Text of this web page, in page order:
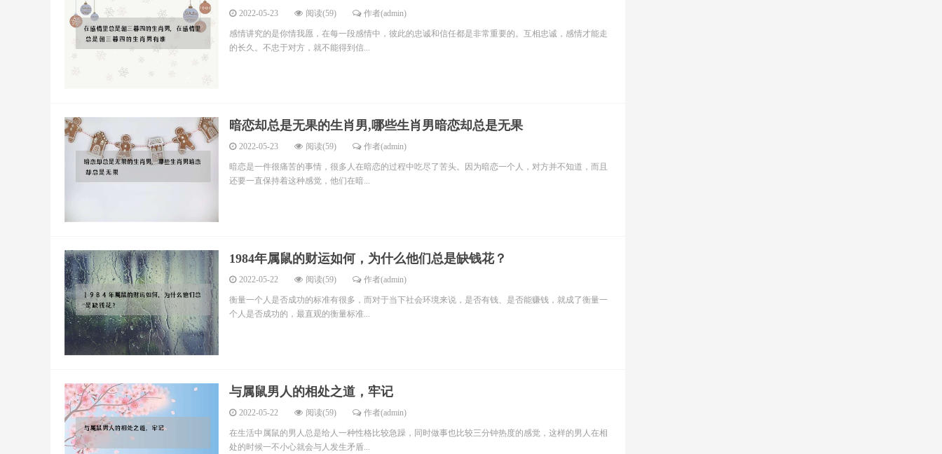
2022-05-23 阅读(59) 作者(admin)
感情讲究的是你情我愿，在每一段感情中，彼此的忠诚和信任都是非常重要的。互相忠诚，感情才能走
的长久。不忠于对方，就不能得到信...
暗恋却总是无果的生肖男,哪些生肖男暗恋却总是无果
2022-05-23 阅读(59) 作者(admin)
暗恋是一件很痛苦的事情，很多人在暗恋的过程中吃尽了苦头。因为暗恋一个人，对方并不知道，而且
还要一直保持着这种感觉，他们在暗...
1984年属鼠的财运如何，为什么他们总是缺钱花？
2022-05-22 阅读(59) 作者(admin)
衡量一个人是否成功的标准有很多，而对于当下社会环境来说，是否有钱、是否能赚钱，就成了衡量一
个人是否成功的，最直观的衡量标准...
与属鼠男人的相处之道，牢记
2022-05-22 阅读(59) 作者(admin)
在生活中属鼠的男人总是给人一种性格比较急躁，同时做事也比较三分钟热度的感觉，这样的男人在相
处的时候一不小心就会与人发生矛盾...